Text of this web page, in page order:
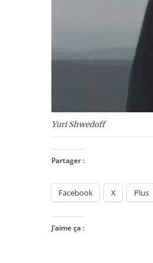
Yuri Shwedoff
Partager :
Facebook X Plus
J’aime ça :